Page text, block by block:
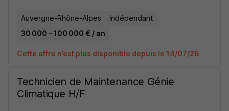
Auvergne-Rhône-Alpes
Indépendant
30 000 - 100 000 € / an
Cette offre n’est plus disponible depuis le 14/07/26
Technicien de Maintenance Génie
Climatique H/F